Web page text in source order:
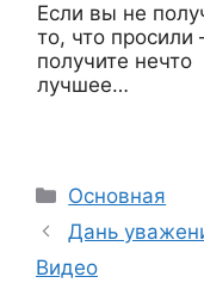
Если вы не
то, что просили
получите нечто
лучшее…
Рубрики
Основная
Дань
Видео